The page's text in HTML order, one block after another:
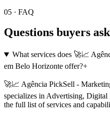
05 · FAQ
Questions buyers
What services does 🚀📈
em Belo Horizonte offer?+
🚀📈 Agência PickSell -
specializes in Advertising,
the full list of services and